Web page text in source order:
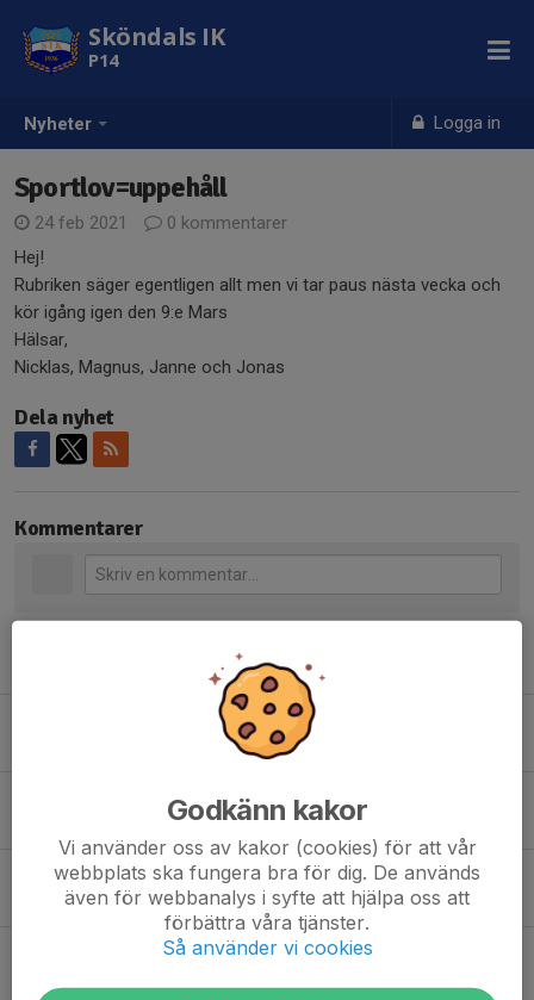
Nyheter Logga in
Sköndals IK
P14
Sportlov=uppehåll
24 feb 2021
0 kommentarer
Hej!
Rubriken säger egentligen allt men vi tar paus nästa vecka och
kör igång igen den 9:e Mars
Hälsar,
Nicklas, Magnus, Janne och Jonas
Dela nyhet
Kommentarer
Inställd träning torsdag 9:e dec kl 18-19(grupp2)
8 dec 2021 0
Höstlov
29 okt 2021 0
Bemanning fik i Sköndalshallen - 14/11
Godkänn kakor
Vi använder oss av kakor (cookies) för att vår
webbplats ska fungera bra för dig. De används
även för webbanalys i syfte att hjälpa oss att
förbättra våra tjänster.
Så använder vi cookies